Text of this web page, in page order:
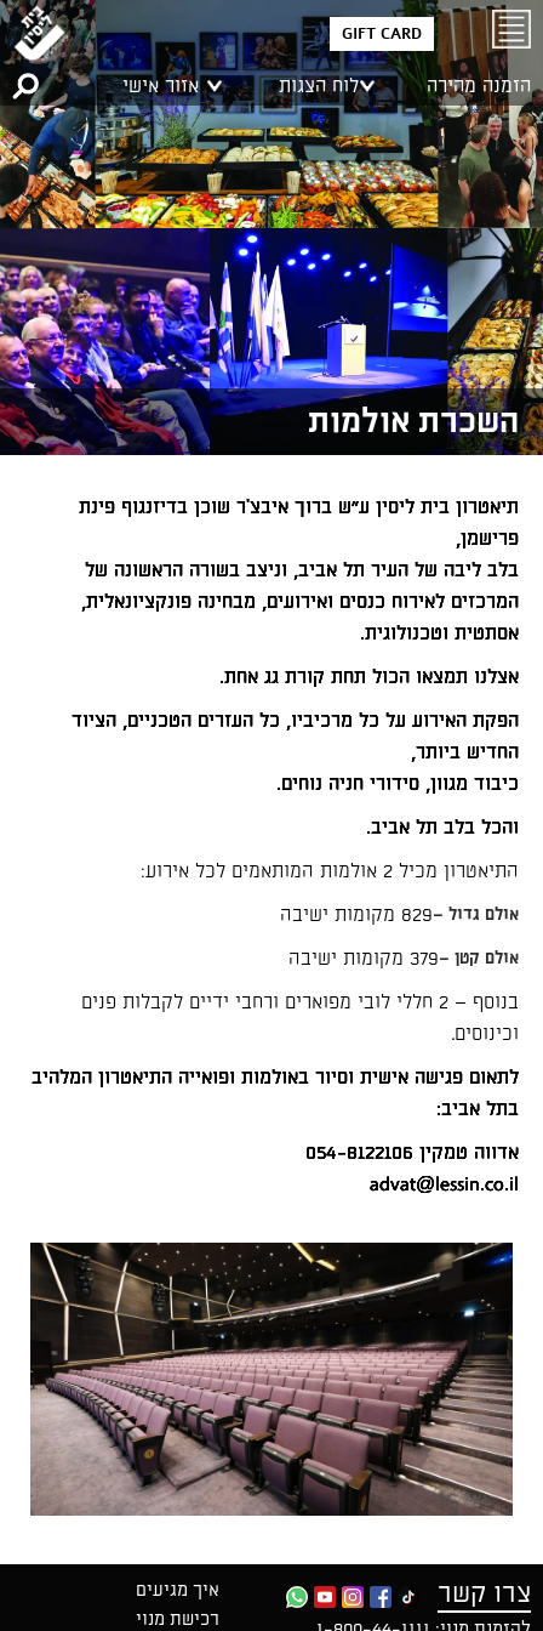
GIFT CARD
הזמנה מהירה לוח הצגות אזור אישי
השכרת אולמות
תיאטרון בית ליסין ע"ש ברוך איבצ'ר שוכן בדיזנגוף פינת
פרישמן,
בלב ליבה של העיר תל אביב, וניצב בשורה הראשונה של
המרכזים לאירוח כנסים ואירועים, מבחינה פונקציונאלית,
אסתטית וטכנולוגית.
אצלנו תמצאו הכול תחת קורת גג אחת.
הפקת האירוע על כל מרכיביו, כל העזרים הטכניים, הציוד
החדיש ביותר,
כיבוד מגוון, סידורי חניה נוחים.
והכל בלב תל אביב.
התיאטרון מכיל 2 אולמות המותאמים לכל אירוע:
אולם גדול –829 מקומות ישיבה
אולם קטן –379 מקומות ישיבה
בנוסף – 2 חללי לובי מפוארים ורחבי ידיים לקבלות פנים
וכינוסים.
לתאום פגישה אישית וסיור באולמות ופואייה התיאטרון המלהיב
בתל אביב:
אדווה טמקין 054-8122106
advat@lessin.co.il
צרו קשר
איך מגיעים
רכישת מנוי